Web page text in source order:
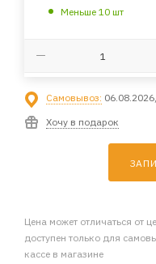
Меньше 10 шт
Самовывоз:
Хочу в подарок
Цена может отличаться от
доступен только для
кассе в магазине